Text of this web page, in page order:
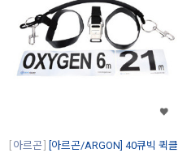
아르곤
[아르곤/ARGON] 40큐빅 퀵클